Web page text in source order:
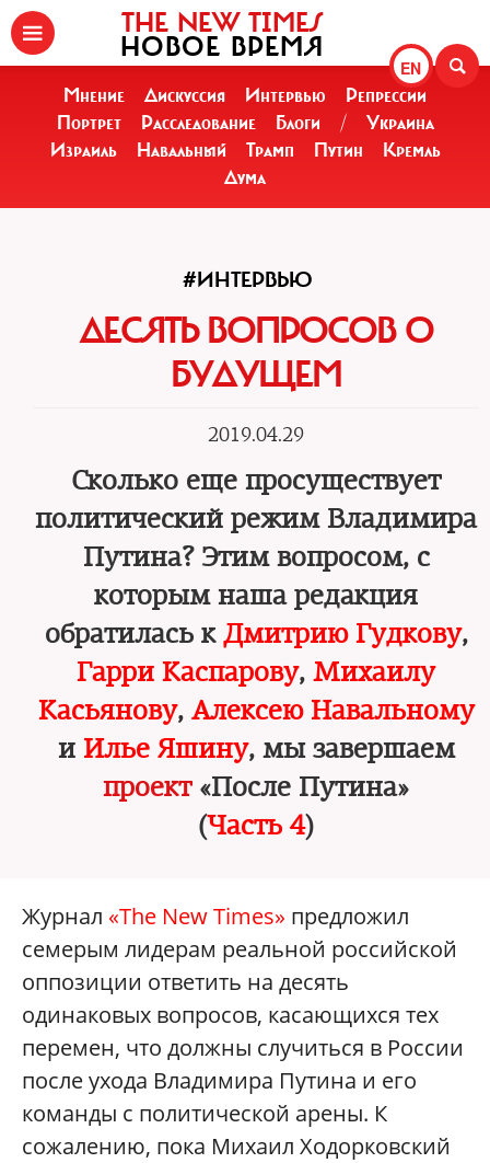
EN
THE NEW TIMES
НОВОЕ ВРЕМЯ
Мнение Дискуссия Интервью
Репрессии
Портрет
Расследование Блоги /
Украина
Израиль
Навальный Трамп Путин
Кремль
Дума
#ИНТЕРВЬЮ
ДЕСЯТЬ ВОПРОСОВ О
БУДУЩЕМ
2019.04.29
Сколько еще просуществует
политический режим Владимира
Путина? Этим вопросом, с
которым наша редакция
обратилась к Дмитрию Гудкову,
Гарри Каспарову, Михаилу
Касьянову, Алексею Навальному
и Илье Яшину, мы завершаем
проект«После Путина»
(Часть 4)
Журнал «The New Times» предложил
семерым лидерам реальной российской
оппозиции ответить на десять
одинаковых вопросов, касающихся тех
перемен, что должны случиться в России
после ухода Владимира Путина и его
команды с политической арены. К
сожалению, пока Михаил Ходорковский